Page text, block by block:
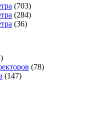
(703)
(284)
(36)
(78)
(147)